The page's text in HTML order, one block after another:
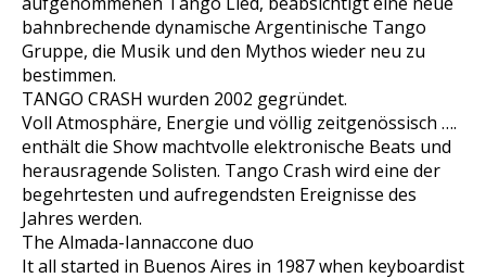
bahnbrechende dynamische Argentinische Tango
Gruppe, die Musik und den Mythos wieder neu zu
bestimmen.
TANGO CRASH wurden 2002 gegründet.
Voll Atmosphäre, Energie und völlig zeitgenössisch ….
enthält die Show machtvolle elektronische Beats und
herausragende Solisten. Tango Crash wird eine der
begehrtesten und aufregendsten Ereignisse des
Jahres werden.
The Almada-Iannaccone duo
It all started in Buenos Aires in 1987 when keyboardist